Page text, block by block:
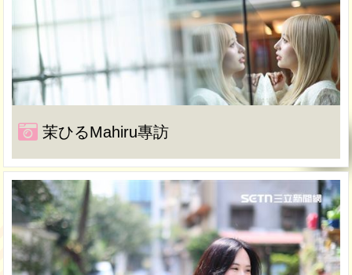
茉ひるMahiru專訪